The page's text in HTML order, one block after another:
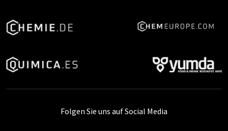
Folgen Sie uns auf Social Media